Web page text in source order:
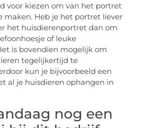
voor kiezen om van het portret
maken. Heb je het portret liever
het huisdierenportret dan om
of leuke
is bovendien mogelijk om
tegelijkertijd te
kun je bijvoorbeeld een
al je huisdieren ophangen in
nog een